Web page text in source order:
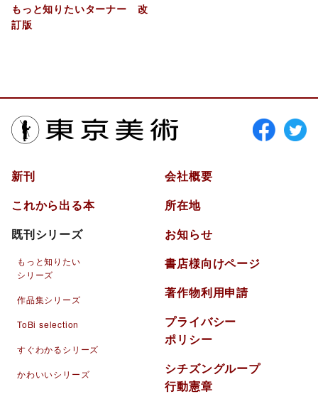
もっと知りたいターナー 改
訂版
新刊
これから出る本
既刊シリーズ
もっと知りたい
シリーズ
作品集シリーズ
ToBi selection
すぐわかるシリーズ
かわいいシリーズ
会社概要
所在地
お知らせ
書店様向けページ
著作物利用申請
プライバシー
ポリシー
シチズングループ
行動憲章